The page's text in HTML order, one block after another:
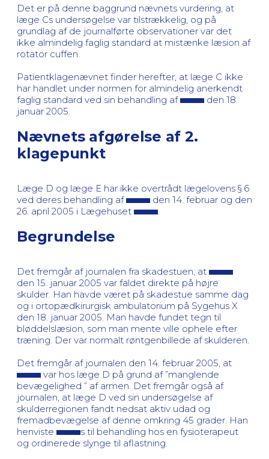
Det er på denne baggrund nævnets vurdering, at
læge Cs undersøgelse var tilstrækkelig, og på
grundlag af de journalførte observationer var det
ikke almindelig faglig standard at mistænke læsion af
rotator cuffen.
Patientklagenævnet finder herefter, at læge C ikke
har handlet under normen for almindelig anerkendt
faglig standard ved sin behandling af
den 18.
januar 2005.
Nævnets afgørelse af 2.
klagepunkt
Læge D og læge E har ikke overtrådt lægelovens § 6
ved deres behandling af
den 14. februar og den
26. april 2005 i Lægehuset
Begrundelse
Det fremgår af journalen fra skadestuen, at
den 15. januar 2005 var faldet direkte på højre
skulder. Han havde været på skadestue samme dag
og i ortopædkirurgisk ambulatorium på Sygehus X
den 18. januar 2005. Man havde fundet tegn til
bløddelslæsion, som man mente ville ophele efter
træning. Der var normalt røntgenbillede af skulderen.
Det fremgår af journalen den 14. februar 2005, at
var hos læge D på grund af ”manglende
bevægelighed ” af armen. Det fremgår også af
journalen, at læge D ved sin undersøgelse af
skulderregionen fandt nedsat aktiv udad og
fremadbevægelse af denne omkring 45 grader. Han
henviste
s til behandling hos en fysioterapeut
og ordinerede slynge til aflastning.